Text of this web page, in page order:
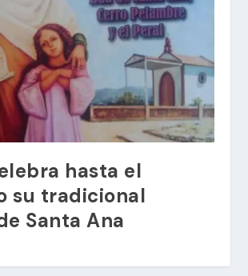
hasta el
su tradicional
Santa Ana